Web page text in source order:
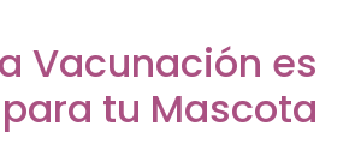
Vacunación es
tu Mascota